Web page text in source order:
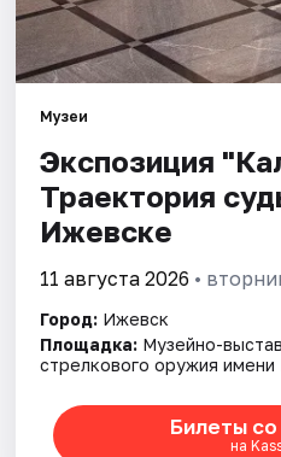
Музеи
Экспозиция
Траектория
Ижевске
11 августа 2026 •
Город: Ижевск
Площадка: Музейно-
стрелкового оружия
Билеты
на